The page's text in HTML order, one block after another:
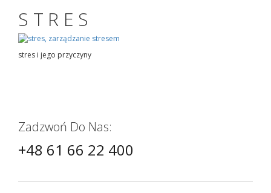
STRES
stres i jego przyczyny
Zadzwoń Do Nas:
+48 61 66 22 400